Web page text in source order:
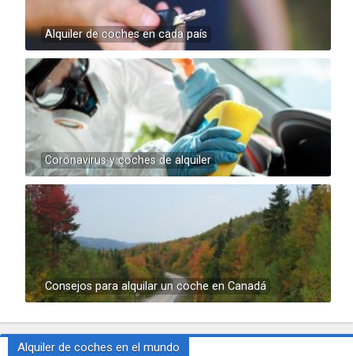
Alquiler de coches en cada país
Coronavirus y coches de alquiler
Consejos para alquilar un coche en Canadá
Alquiler de coches en el mundo